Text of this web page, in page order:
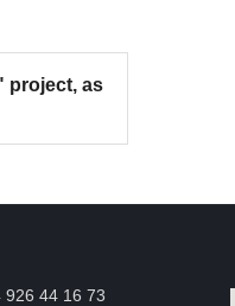
project, as
926 44 16 73